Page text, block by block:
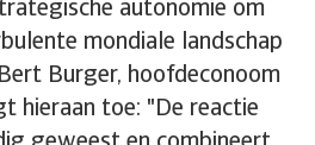
autonomie om
mondiale landschap
Burger, hoofdeconoom
hieraan toe: "De reactie